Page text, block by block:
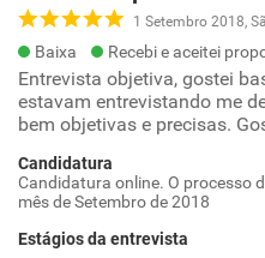
1 Setembro 2018,
Baixa Recebi e aceitei
Entrevista objetiva, gostei
estavam entrevistando me
bem objetivas e precisas.
Candidatura
Candidatura online. O processo
mês de Setembro de 2018
Estágios da entrevista